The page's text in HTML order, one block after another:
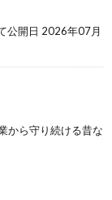
公開日 2026年07月
から守り続ける昔な